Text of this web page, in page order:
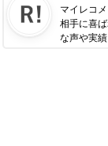
マイレコ
相手に喜
な声や実